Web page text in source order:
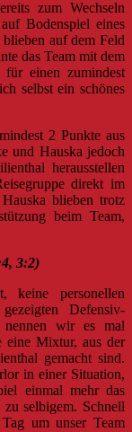
zum Wechseln
Bodenspiel eines
auf dem Feld
das Team mit dem
einen zumindest
selbst ein schönes
2 Punkte aus
und Hauska jedoch
herausstellen
direkt im
blieben trotz
beim Team,
3:2)
personellen
Defensiv-
wir es mal
eine Mixtur, aus der
gemacht sind.
in einer Situation,
einmal mehr das
selbigem. Schnell
um unser Team